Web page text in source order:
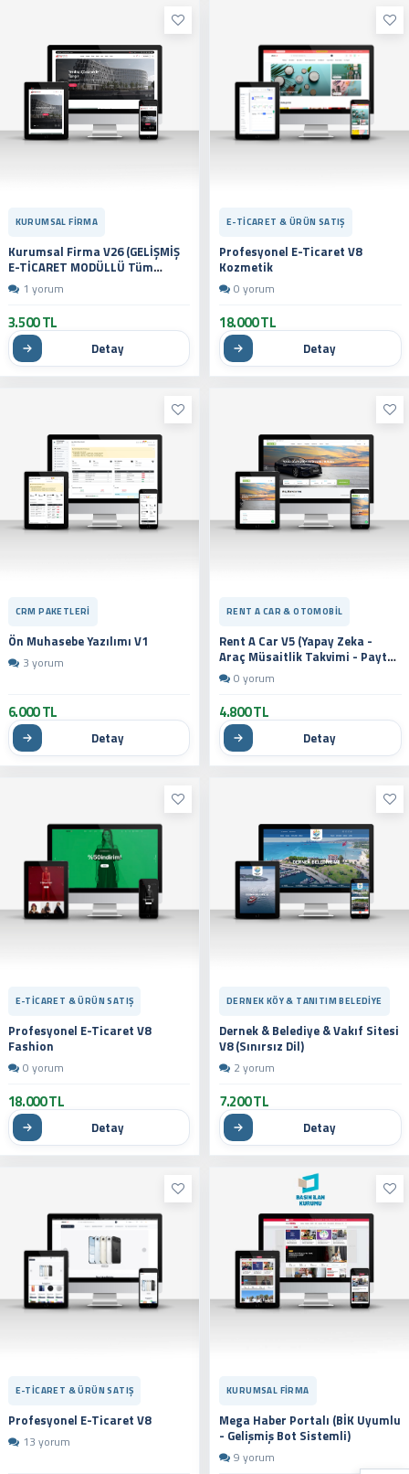
KURUMSAL FIRMA
Kurumsal Firma V26 (GELİŞMİŞ
E-TİCARET MODÜLLÜ Tüm
Sektörlere Uygundur - Yeni Dil
Sistemli)
1 yorum
3.500 TL
Detay
E-TICARET & ÜRÜN SATIŞ
Profesyonel E-Ticaret V8
Kozmetik
0 yorum
18.000 TL
Detay
CRM PAKETLERI
Ön Muhasebe Yazılımı V1
3 yorum
6.000 TL
Detay
RENT A CAR & OTOMOBIL
Rent A Car V5 (Yapay Zeka -
Araç Müsaitlik Takvimi - Paytr -
İyzico)0 yorum
4.800 TL
Detay
E-TICARET & ÜRÜN SATIŞ
Profesyonel E-Ticaret V8
Fashion
0 yorum
18.000 TL
Detay
DERNEK KÖY & TANITIM BELEDIYE
Dernek & Belediye & Vakıf Sitesi
V8 (Sınırsız Dil)
2 yorum
7.200 TL
Detay
E-TICARET & ÜRÜN SATIŞ
Profesyonel E-Ticaret V8
13 yorum
KURUMSAL FIRMA
Mega Haber Portalı (BİK Uyumlu
- Gelişmiş Bot Sistemli)
9 yorum